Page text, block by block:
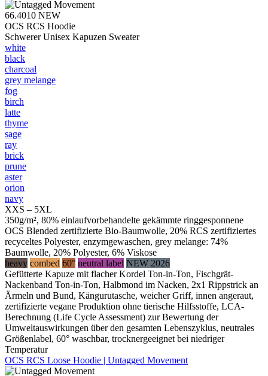
66.4010 NEW
OCS RCS Hoodie
Schwerer Unisex Kapuzen Sweater
white
black
charcoal
grey melange
fog
birch
latte
thyme
sage
ray
brick
prune
aster
orion
navy
XXS – 5XL
350g/m², 80% einlaufvorbehandelte gekämmte ringgesponnene
OCS Blended zertifizierte Bio-Baumwolle, 20% RCS zertifiziertes
recyceltes Polyester, enzymgewaschen, grey melange: 74%
Baumwolle, 20% Polyester, 6% Viskose
heavy combed 60° neutral label NEW 2026
Gefütterte Kapuze mit flacher Kordel Ton-in-Ton, Fischgrät-
Nackenband Ton-in-Ton, Halbmond im Nacken, 2x1 Rippstrick an
Ärmeln und Bund, Kängurutasche, weicher Griff, innen angeraut,
zertifizierte vegane Produktion ohne tierische Hilfsstoffe, LCA-
Berechnung (Life Cycle Assessment) zur Bewertung der
Umweltauswirkungen über den gesamten Lebenszyklus, neutrales
Größenlabel, 60° waschbar, trocknergeeignet bei niedriger
Temperatur
OCS RCS Loose Hoodie | Untagged Movement